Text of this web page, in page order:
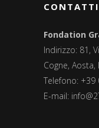
CONTATTI
Fondation
Indirizzo: 81,
Cogne, Aosta,
Telefono: +39
E-mail: